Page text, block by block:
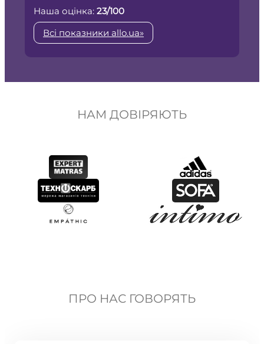
Наша оцінка: 23/100
Всі показники allo.ua»
НАМ ДОВІРЯЮТЬ
ПРО НАС ГОВОРЯТЬ